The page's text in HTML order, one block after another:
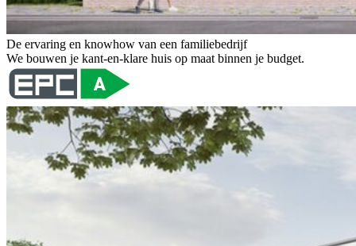
De ervaring en knowhow van een familiebedrijf
We bouwen je kant-en-klare huis op maat binnen je budget.